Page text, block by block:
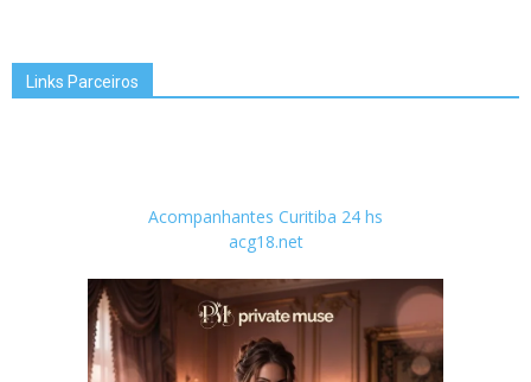
Links Parceiros
Acompanhantes Curitiba 24 hs
acg18.net